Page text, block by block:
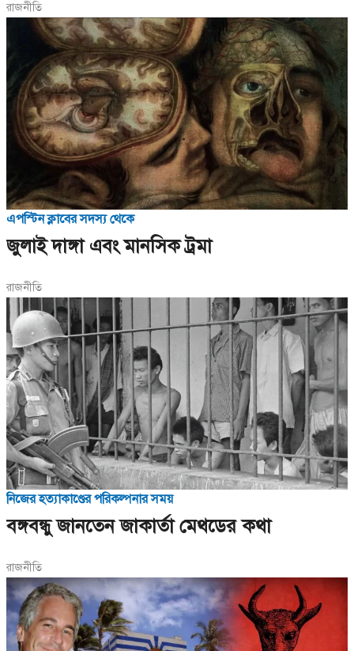
রাজনীতি
এপস্টিন ক্লাবের সদস্য থেকে
জুলাই দাঙ্গা এবং মানসিক ট্রমা
রাজনীতি
নিজের হত্যাকাণ্ডের পরিকল্পনার সময়
বঙ্গবন্ধু জানতেন জাকার্তা মেথডের কথা
রাজনীতি